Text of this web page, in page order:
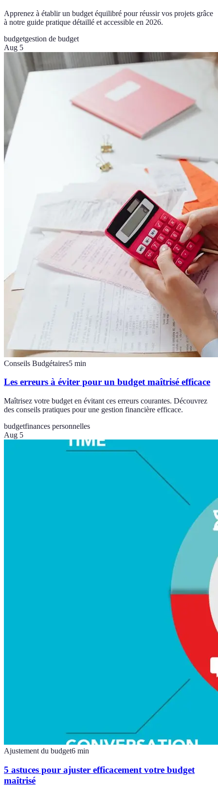
Apprenez à établir un budget équilibré pour réussir vos projets grâce
à notre guide pratique détaillé et accessible en 2026.
budgetgestion de budget
Aug 5
Conseils Budgétaires5 min
Les erreurs à éviter pour un budget maîtrisé efficace
Maîtrisez votre budget en évitant ces erreurs courantes. Découvrez
des conseils pratiques pour une gestion financière efficace.
budgetfinances personnelles
Aug 5
Ajustement du budget6 min
5 astuces pour ajuster efficacement votre budget
maîtrisé